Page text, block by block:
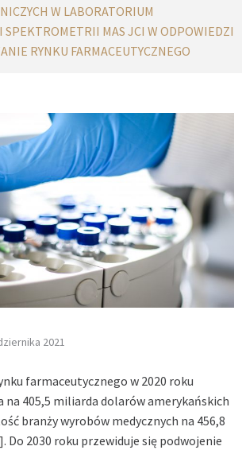
W LABORATORIUM
SPEKTROMETRII MAS JCI W ODPOWIEDZI
RYNKU FARMACEUTYCZNEGO
2021
farmaceutycznego w 2020 roku
na 405,5 miliarda dolarów amerykańskich
branży wyrobów medycznych na 456,8
. Do 2030 roku przewiduje się podwojenie